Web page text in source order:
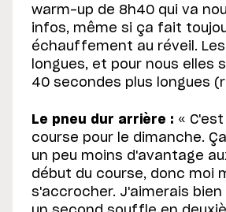
warm-up de 8h40 qui va
infos, même si ça fait
échauffement au réveil.
longues, et pour nous elles
40 secondes plus longues
Le pneu dur arrière : «
course pour le dimanche.
un peu moins d'avantage
début du course, donc moi
s'accrocher. J'aimerais